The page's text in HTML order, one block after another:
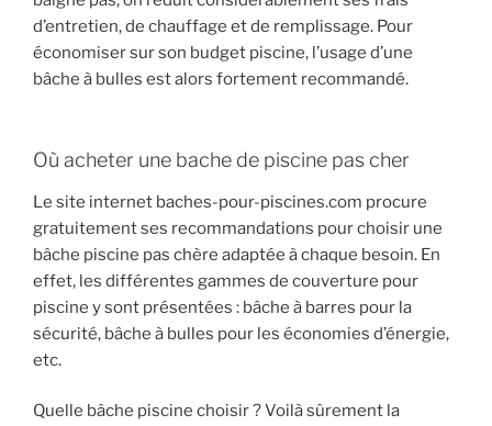
d’entretien, de chauffage et de remplissage. Pour
économiser sur son budget piscine, l’usage d’une
bâche à bulles est alors fortement recommandé.
Où acheter une bache de piscine pas cher
Le site internet baches-pour-piscines.com procure
gratuitement ses recommandations pour choisir une
bâche piscine pas chère adaptée à chaque besoin. En
effet, les différentes gammes de couverture pour
piscine y sont présentées : bâche à barres pour la
sécurité, bâche à bulles pour les économies d’énergie,
etc.
Quelle bâche piscine choisir ? Voilà sûrement la